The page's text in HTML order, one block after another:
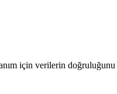
için verilerin doğruluğunu